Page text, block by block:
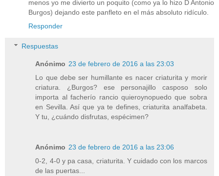
menos yo me divierto un poquito (como ya lo hizo D Antonio
Burgos) dejando este panfleto en el más absoluto ridículo.
Responder
Respuestas
Anónimo 23 de febrero de 2016 a las 23:03
Lo que debe ser humillante es nacer criaturita y morir
criatura. ¿Burgos? ese personajillo casposo solo
importa al facherío rancio quieroynopuedo que sobra
en Sevilla. Así que ya te defines, criaturita analfabeta.
Y tu, ¿cuándo disfrutas, espécimen?
Anónimo 23 de febrero de 2016 a las 23:06
0-2, 4-0 y pa casa, criaturita. Y cuidado con los marcos
de las puertas...